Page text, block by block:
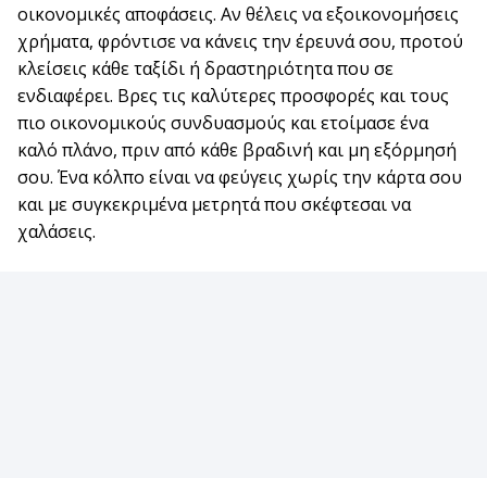
οικονομικές αποφάσεις. Αν θέλεις να εξοικονομήσεις
χρήματα, φρόντισε να κάνεις την έρευνά σου, προτού
κλείσεις κάθε ταξίδι ή δραστηριότητα που σε
ενδιαφέρει. Βρες τις καλύτερες προσφορές και τους
πιο οικονομικούς συνδυασμούς και ετοίμασε ένα
καλό πλάνο, πριν από κάθε βραδινή και μη εξόρμησή
σου. Ένα κόλπο είναι να φεύγεις χωρίς την κάρτα σου
και με συγκεκριμένα μετρητά που σκέφτεσαι να
χαλάσεις.